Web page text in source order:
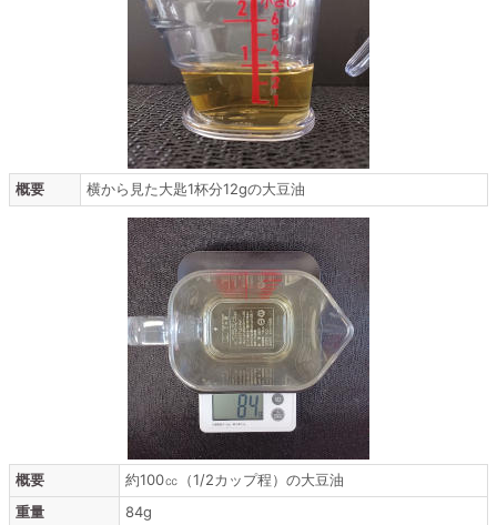
概要 横から見た大匙1杯分12gの大豆油
概要
約100㏄（1/2カップ程）の大豆油
重量
84g